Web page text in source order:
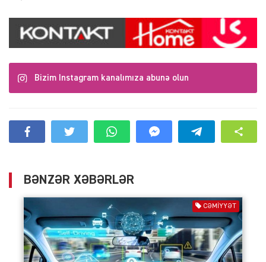
Bizim Instagram kanalımıza abunə olun
BƏNZƏR XƏBƏRLƏR
CƏMIYYƏT